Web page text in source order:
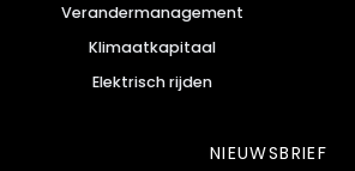
Verandermanagement
Klimaatkapitaal
Elektrisch rijden
NIEUWSBRIEF